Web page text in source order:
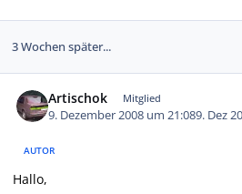
3 Wochen später...
Artischok Mitglied
9. Dezember 2008 um 21:089. Dez
AUTOR
Hallo,